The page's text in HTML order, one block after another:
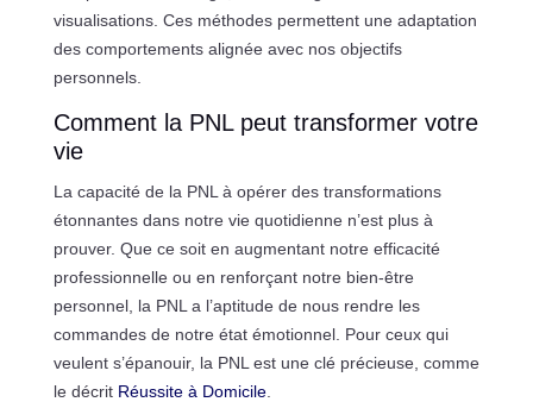
visualisations. Ces méthodes permettent une adaptation
des comportements alignée avec nos objectifs
personnels.
Comment la PNL peut transformer votre
vie
La capacité de la PNL à opérer des transformations
étonnantes dans notre vie quotidienne n’est plus à
prouver. Que ce soit en augmentant notre efficacité
professionnelle ou en renforçant notre bien-être
personnel, la PNL a l’aptitude de nous rendre les
commandes de notre état émotionnel. Pour ceux qui
veulent s’épanouir, la PNL est une clé précieuse, comme
le décrit Réussite à Domicile.